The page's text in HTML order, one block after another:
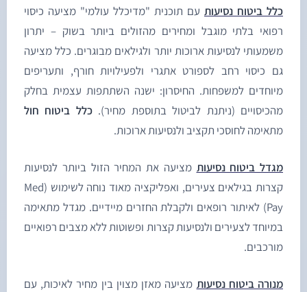
ביטוח נסיעותעם תוכנית "מדיכלל עולמי" מציעה כיסוי
בלתי מוגבל ומחירים מהזולים ביותר בשוק – יתרון
לנסיעות ארוכות יותר ולגילאים מבוגרים. כלל מציעה
כיסוי רחב לספורט אתגרי ולפעילויות חורף, ותעריפים
למשפחות. החיסרון: ישנה השתתפות עצמית בחלק
(ניתנת לביטול בתוספת מחיר).כלל ביטוח חול
לחוסכי תקציב ולנסיעות ארוכות.
ביטוח נסיעותמציעה את המחיר הזול ביותר לנסיעות
קצרות בגילאים צעירים, ואפליקציה מאוד נוחה לשימוש (Med
Pay) לאיתור רופאים ולקבלת החזרים מיידיים. מגדל מתאימה
לצעירים ולנסיעות קצרות ופשוטות ללא מצבים רפואיים
ביטוח נסיעותמציעה מאזן מצוין בין מחיר לאיכות, עם